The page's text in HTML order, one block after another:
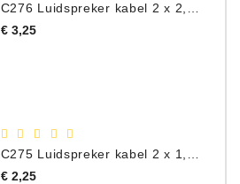
C276 Luidspreker kabel 2 x 2,50 mm² (per meter)
€ 3,25Prijs
€ 2,25Prijs